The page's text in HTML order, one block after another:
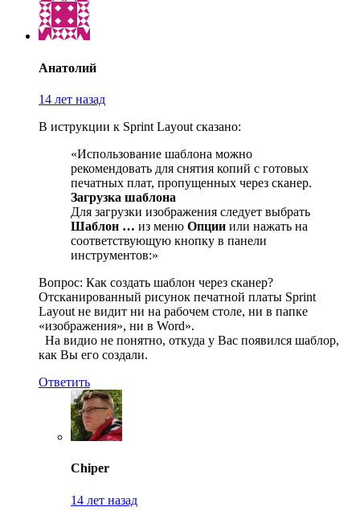
Анатолий
14 лет назад
В иструкции к Sprint Layout сказано:
«Использование шаблона можно
рекомендовать для снятия копий с готовых
печатных плат, пропущенных через сканер.
Загрузка шаблона
Для загрузки изображения следует выбрать
Шаблон … из меню Опции или нажать на
соответствующую кнопку в панели
инструментов:»
Вопрос: Как создать шаблон через сканер?
Отсканированный рисунок печатной платы Sprint
Layout не видит ни на рабочем столе, ни в папке
«изображения», ни в Word».
На видио не понятно, откуда у Вас появился шаблор,
как Вы его создали.
Ответить
Chiper
14 лет назад